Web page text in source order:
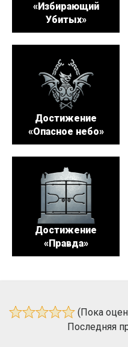
«Избирающий
Убитых»
Достижение
«Опасное небо»
Достижение
«Правда»
(Пока
Последняя